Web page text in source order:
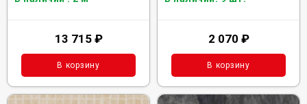
13 715 ₽
В корзину
2 070 ₽
В корзину